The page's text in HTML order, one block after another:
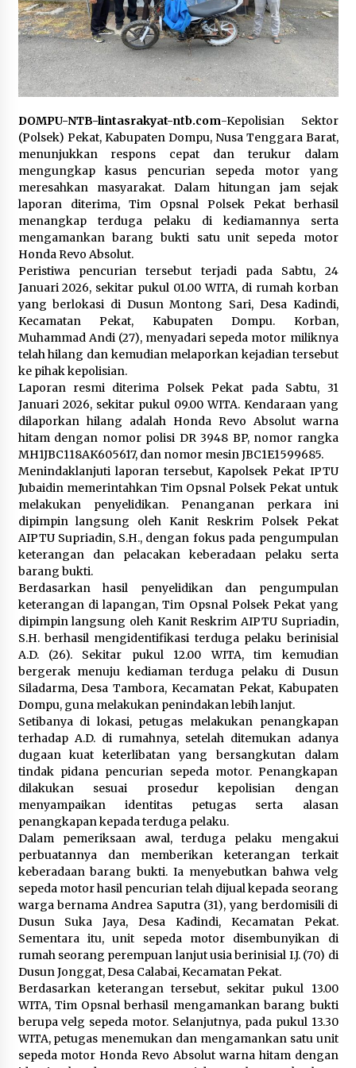
SATRESNARKOBA POLRES DOMPU AMANKAN
TERDUGA PELAKU NARKOTIKA DI KECAMATAN
KEMPO, BELASAN PAKET DIDUGA SABU DISITA
1 bulan ago
DOMPU-NTB-lintasrakyat-ntb.com-Kepolisian Sektor
(Polsek) Pekat, Kabupaten Dompu, Nusa Tenggara Barat,
menunjukkan respons cepat dan terukur dalam
mengungkap kasus pencurian sepeda motor yang
meresahkan masyarakat. Dalam hitungan jam sejak
laporan diterima, Tim Opsnal Polsek Pekat berhasil
menangkap terduga pelaku di kediamannya serta
mengamankan barang bukti satu unit sepeda motor
Honda Revo Absolut.
Peristiwa pencurian tersebut terjadi pada Sabtu, 24
Januari 2026, sekitar pukul 01.00 WITA, di rumah korban
yang berlokasi di Dusun Montong Sari, Desa Kadindi,
Kecamatan Pekat, Kabupaten Dompu. Korban,
Muhammad Andi (27), menyadari sepeda motor miliknya
telah hilang dan kemudian melaporkan kejadian tersebut
ke pihak kepolisian.
Laporan resmi diterima Polsek Pekat pada Sabtu, 31
Januari 2026, sekitar pukul 09.00 WITA. Kendaraan yang
dilaporkan hilang adalah Honda Revo Absolut warna
hitam dengan nomor polisi DR 3948 BP, nomor rangka
MH1JBC118AK605617, dan nomor mesin JBC1E1599685.
Menindaklanjuti laporan tersebut, Kapolsek Pekat IPTU
Jubaidin memerintahkan Tim Opsnal Polsek Pekat untuk
melakukan penyelidikan. Penanganan perkara ini
dipimpin langsung oleh Kanit Reskrim Polsek Pekat
AIPTU Supriadin, S.H., dengan fokus pada pengumpulan
keterangan dan pelacakan keberadaan pelaku serta
barang bukti.
Berdasarkan hasil penyelidikan dan pengumpulan
keterangan di lapangan, Tim Opsnal Polsek Pekat yang
dipimpin langsung oleh Kanit Reskrim AIPTU Supriadin,
S.H. berhasil mengidentifikasi terduga pelaku berinisial
A.D. (26). Sekitar pukul 12.00 WITA, tim kemudian
bergerak menuju kediaman terduga pelaku di Dusun
Siladarma, Desa Tambora, Kecamatan Pekat, Kabupaten
Dompu, guna melakukan penindakan lebih lanjut.
Setibanya di lokasi, petugas melakukan penangkapan
terhadap A.D. di rumahnya, setelah ditemukan adanya
dugaan kuat keterlibatan yang bersangkutan dalam
tindak pidana pencurian sepeda motor. Penangkapan
dilakukan sesuai prosedur kepolisian dengan
menyampaikan identitas petugas serta alasan
penangkapan kepada terduga pelaku.
Dalam pemeriksaan awal, terduga pelaku mengakui
perbuatannya dan memberikan keterangan terkait
keberadaan barang bukti. Ia menyebutkan bahwa velg
sepeda motor hasil pencurian telah dijual kepada seorang
warga bernama Andrea Saputra (31), yang berdomisili di
Dusun Suka Jaya, Desa Kadindi, Kecamatan Pekat.
Sementara itu, unit sepeda motor disembunyikan di
rumah seorang perempuan lanjut usia berinisial I.J. (70) di
Dusun Jonggat, Desa Calabai, Kecamatan Pekat.
Berdasarkan keterangan tersebut, sekitar pukul 13.00
WITA, Tim Opsnal berhasil mengamankan barang bukti
berupa velg sepeda motor. Selanjutnya, pada pukul 13.30
WITA, petugas menemukan dan mengamankan satu unit
sepeda motor Honda Revo Absolut warna hitam dengan